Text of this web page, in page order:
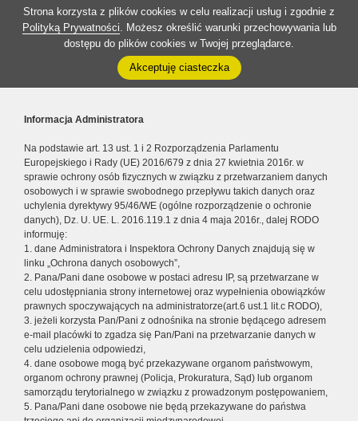
Strona korzysta z plików cookies w celu realizacji usług i zgodnie z
Polityką Prywatności. Możesz określić warunki przechowywania lub
dostępu do plików cookies w Twojej przeglądarce.
Akceptuję ciasteczka
Informacja Administratora
Na podstawie art. 13 ust. 1 i 2 Rozporządzenia Parlamentu
Europejskiego i Rady (UE) 2016/679 z dnia 27 kwietnia 2016r. w
sprawie ochrony osób fizycznych w związku z przetwarzaniem danych
osobowych i w sprawie swobodnego przepływu takich danych oraz
uchylenia dyrektywy 95/46/WE (ogólne rozporządzenie o ochronie
danych), Dz. U. UE. L. 2016.119.1 z dnia 4 maja 2016r., dalej RODO
informuję:
1. dane Administratora i Inspektora Ochrony Danych znajdują się w
linku „Ochrona danych osobowych”,
2. Pana/Pani dane osobowe w postaci adresu IP, są przetwarzane w
celu udostępniania strony internetowej oraz wypełnienia obowiązków
prawnych spoczywających na administratorze(art.6 ust.1 lit.c RODO),
3. jeżeli korzysta Pan/Pani z odnośnika na stronie będącego adresem
e-mail placówki to zgadza się Pan/Pani na przetwarzanie danych w
celu udzielenia odpowiedzi,
4. dane osobowe mogą być przekazywane organom państwowym,
organom ochrony prawnej (Policja, Prokuratura, Sąd) lub organom
samorządu terytorialnego w związku z prowadzonym postępowaniem,
5. Pana/Pani dane osobowe nie będą przekazywane do państwa